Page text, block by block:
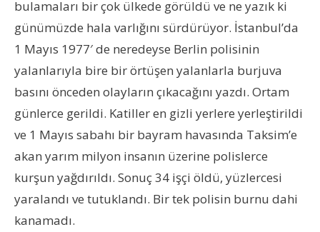
bulamaları bir çok ülkede görüldü ve ne yazık ki
günümüzde hala varlığını sürdürüyor. İstanbul’da
1 Mayıs 1977′ de neredeyse Berlin polisinin
yalanlarıyla bire bir örtüşen yalanlarla burjuva
basını önceden olayların çıkacağını yazdı. Ortam
günlerce gerildi. Katiller en gizli yerlere yerleştirildi
ve 1 Mayıs sabahı bir bayram havasında Taksim’e
akan yarım milyon insanın üzerine polislerce
kurşun yağdırıldı. Sonuç 34 işçi öldü, yüzlercesi
yaralandı ve tutuklandı. Bir tek polisin burnu dahi
kanamadı.